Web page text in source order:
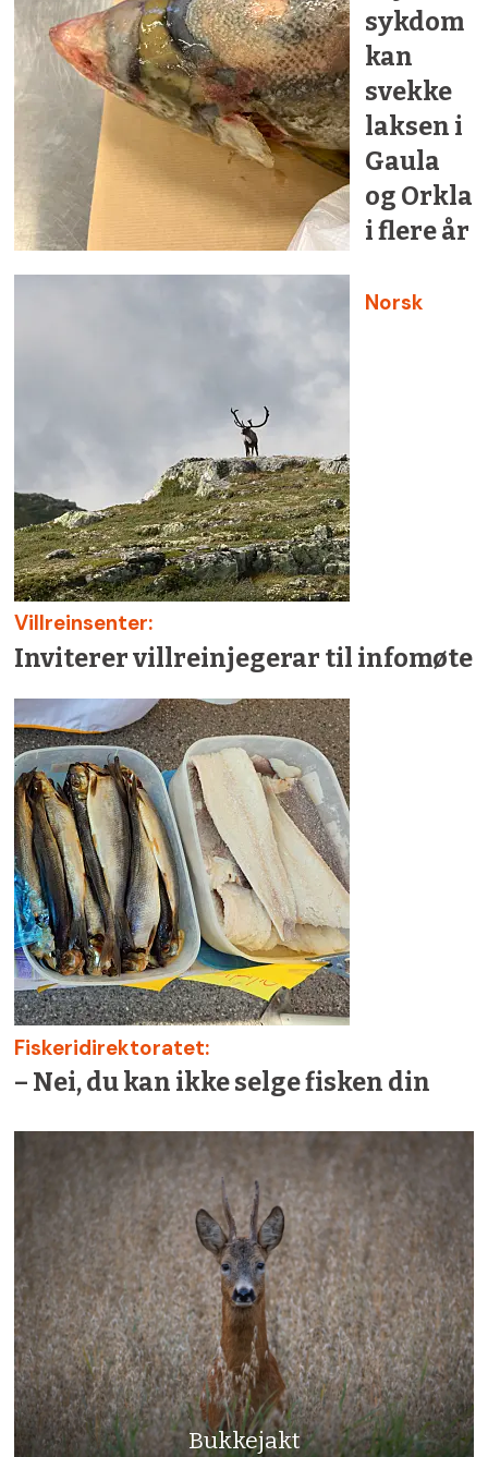
sykdom
kan
svekke
laksen i
Gaula
og Orkla
i flere år
Norsk
Villreinsenter:
Inviterer villreinjegerar til infomøte
Fiskeridirektoratet:
– Nei, du kan ikke selge fisken din
Bukkejakt